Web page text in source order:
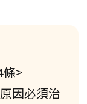
條>
因必須治